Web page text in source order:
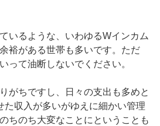
いるような、いわゆるWインカム
裕がある世帯も多いです。ただ
って油断しないでください。
がちですし、日々の支出も多めと
た収入が多いがゆえに細かい管理
ちのち大変なことにということも